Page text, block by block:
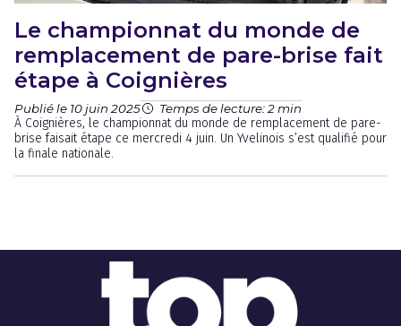
Le championnat du monde de
remplacement de pare-brise fait
étape à Coignières
Publié le 10 juin 2025 Temps de lecture: 2 min
À Coignières, le championnat du monde de remplacement de pare-
brise faisait étape ce mercredi 4 juin. Un Yvelinois s’est qualifié pour
la finale nationale.